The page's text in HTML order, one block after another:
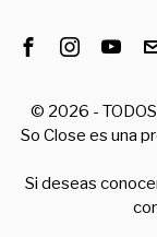
© 2026 -
So Close es una
Si deseas